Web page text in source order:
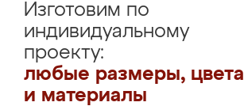
Изготовим по
индивидуальному
проекту:
любые размеры, цвета
и материалы